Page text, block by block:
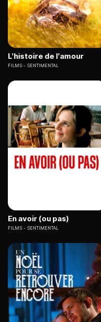
L'histoire de l'amour
FILMS SENTIMENTAL
En avoir (ou pas)
FILMS SENTIMENTAL